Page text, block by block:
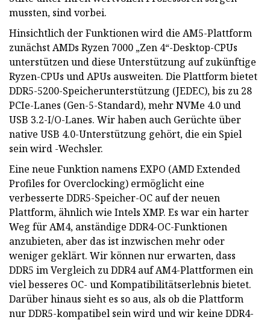
mussten, sind vorbei.
Hinsichtlich der Funktionen wird die AM5-Plattform
zunächst AMDs Ryzen 7000 „Zen 4“-Desktop-CPUs
unterstützen und diese Unterstützung auf zukünftige
Ryzen-CPUs und APUs ausweiten. Die Plattform bietet
DDR5-5200-Speicherunterstützung (JEDEC), bis zu 28
PCIe-Lanes (Gen-5-Standard), mehr NVMe 4.0 und
USB 3.2-I/O-Lanes. Wir haben auch Gerüchte über
native USB 4.0-Unterstützung gehört, die ein Spiel
sein wird -Wechsler.
Eine neue Funktion namens EXPO (AMD Extended
Profiles for Overclocking) ermöglicht eine
verbesserte DDR5-Speicher-OC auf der neuen
Plattform, ähnlich wie Intels XMP. Es war ein harter
Weg für AM4, anständige DDR4-OC-Funktionen
anzubieten, aber das ist inzwischen mehr oder
weniger geklärt. Wir können nur erwarten, dass
DDR5 im Vergleich zu DDR4 auf AM4-Plattformen ein
viel besseres OC- und Kompatibilitätserlebnis bietet.
Darüber hinaus sieht es so aus, als ob die Plattform
nur DDR5-kompatibel sein wird und wir keine DDR4-